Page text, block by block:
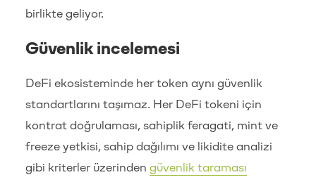
birlikte geliyor.
Güvenlik incelemesi
DeFi ekosisteminde her token aynı güvenlik
standartlarını taşımaz. Her DeFi tokeni için
kontrat doğrulaması, sahiplik feragati, mint ve
freeze yetkisi, sahip dağılımı ve likidite analizi
gibi kriterler üzerinden güvenlik taraması